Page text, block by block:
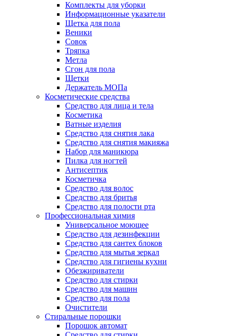
Комплекты для уборки
Информационные указатели
Щетка для пола
Веники
Совок
Тряпка
Метла
Сгон для пола
Щетки
Держатель МОПа
Косметические средства
Средство для лица и тела
Косметика
Ватные изделия
Средство для снятия лака
Средство для снятия макияжа
Набор для маникюра
Пилка для ногтей
Антисептик
Косметичка
Средство для волос
Средство для бритья
Средство для полости рта
Профессиональная химия
Универсальное моющее
Средство для дезинфекции
Средство для сантех блоков
Средство для мытья зеркал
Средство для гигиены кухни
Обезжириватели
Средство для стирки
Средство для машин
Средство для пола
Очистители
Стиральные порошки
Порошок автомат